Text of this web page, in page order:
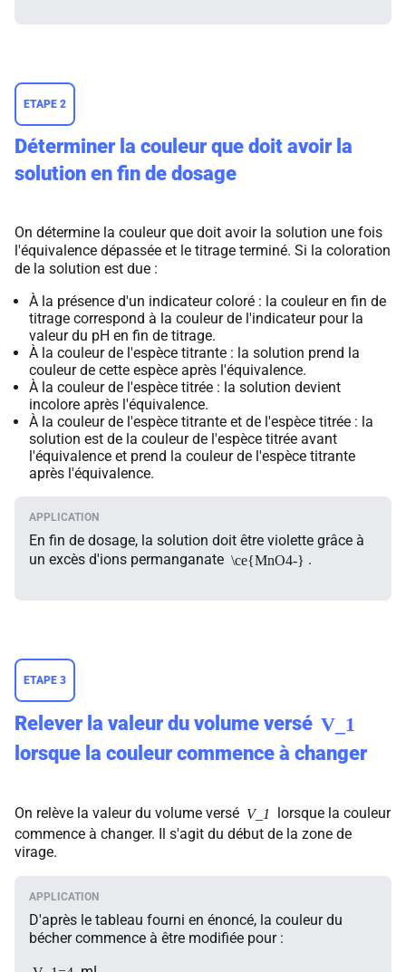
ETAPE 2
Déterminer la couleur que doit avoir la
solution en fin de dosage
On détermine la couleur que doit avoir la solution une fois
l'équivalence dépassée et le titrage terminé. Si la coloration
de la solution est due :
À la présence d'un indicateur coloré : la couleur en fin de
titrage correspond à la couleur de l'indicateur pour la
valeur du pH en fin de titrage.
À la couleur de l'espèce titrante : la solution prend la
couleur de cette espèce après l'équivalence.
À la couleur de l'espèce titrée : la solution devient
incolore après l'équivalence.
À la couleur de l'espèce titrante et de l'espèce titrée : la
solution est de la couleur de l'espèce titrée avant
l'équivalence et prend la couleur de l'espèce titrante
après l'équivalence.
En fin de dosage, la solution doit être violette grâce à
un excès d'ions permanganate \ce{MnO4-} .
ETAPE 3
Relever la valeur du volume versé V_1
lorsque la couleur commence à changer
On relève la valeur du volume versé V_1
lorsque la couleur
commence à changer. Il s'agit du début de la zone de
virage.
D'après le tableau fourni en énoncé, la couleur du
bécher commence à être modifiée pour :